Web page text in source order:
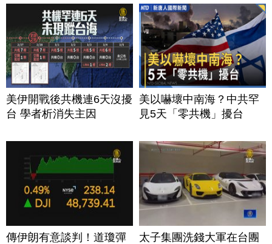
美伊開戰後共機連6天沒擾
台 學者析消失主因
美以嚇壞中南海？中共罕
見5天「零共機」擾台
傳伊朗有意談判！道瓊彈
太子集團洗錢大軍在台團